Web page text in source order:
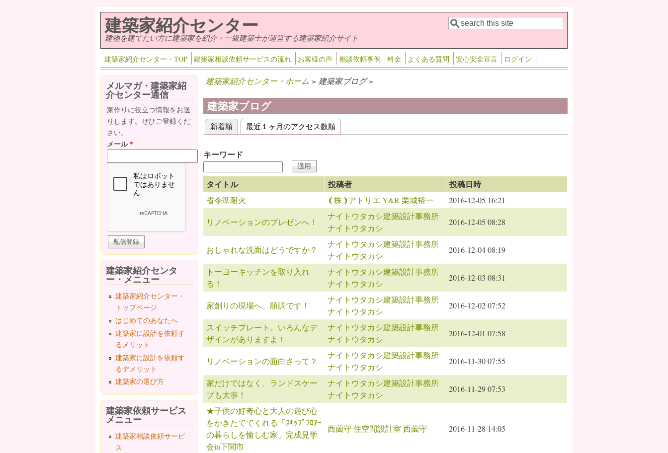
建築家紹介センター
建物を建てたい方に建築家を紹介・一級建築士が運営する建築家紹介サイト 検索フォーム
検索
建築家紹介センター・TOP 建築家相談依頼サービスの流れ お客様の声 相談依頼事例 料金 よくある質問 安心安全宣言 ログイン
建築家紹介センター・ホーム > 建築家ブログ >
建築家ブログ
プライマリータブ
新着順(アクティブなタブ)
最近１ヶ月のアクセス数順
キーワード
タイトル 投稿者 投稿日時
省令準耐火 ❨株❩アトリエ Y&R 栗城裕一 2016-12-05 16:21
リノベーションのプレゼンへ！
ナイトウタカシ建築設計事務所
ナイトウタカシ
2016-12-05 08:28
おしゃれな洗面はどうですか？
ナイトウタカシ建築設計事務所
ナイトウタカシ
2016-12-04 08:19
トーヨーキッチンを取り入れ
る！
ナイトウタカシ建築設計事務所
ナイトウタカシ
2016-12-03 08:31
家創りの現場へ。順調です！
ナイトウタカシ建築設計事務所
ナイトウタカシ
2016-12-02 07:52
スイッチプレート。いろんなデ
ザインがありますよ！
ナイトウタカシ建築設計事務所
ナイトウタカシ
2016-12-01 07:58
リノベーションの面白さって？
ナイトウタカシ建築設計事務所
ナイトウタカシ
2016-11-30 07:55
家だけではなく、ランドスケー
プも大事！
ナイトウタカシ建築設計事務所
ナイトウタカシ
2016-11-29 07:53
★子供の好奇心と大人の遊び心
をかきたててくれる「ｽｷｯﾌﾟﾌﾛｱｰ
の暮らしを愉しむ家」完成見学
会in下関市
西薗守 住空間設計室 西薗守 2016-11-28 14:05
メルマガ・建築家紹
介センター通信
家作りに役立つ情報をお送
りします。ぜひご登録くだ
さい。
メール*
建築家紹介センタ
ー・メニュー
建築家紹介センター・
トップページ
はじめてのあなたへ
建築家に設計を依頼す
るメリット
建築家に設計を依頼す
るデメリット
建築家の選び方
建築家依頼サービス
メニュー
建築家相談依頼サービ
ス